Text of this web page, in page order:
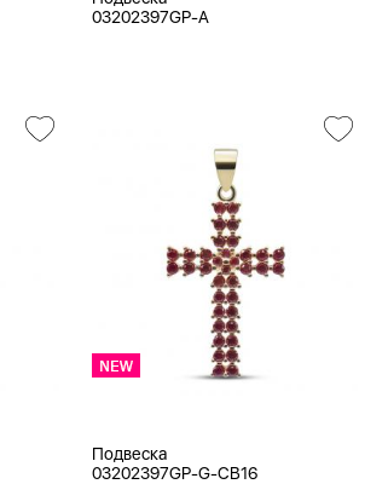
03202397GP-A
Подвеска
03202397GP-G-CB16